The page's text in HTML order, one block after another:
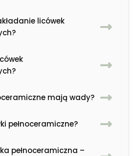
licówek
mają wady?
pełnoceramiczne?
pełnoceramiczna –